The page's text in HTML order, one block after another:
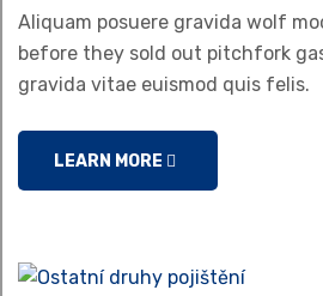
Aliquam posuere gravida wolf
before they sold out pitchfork
gravida vitae euismod quis felis.
LEARN MORE